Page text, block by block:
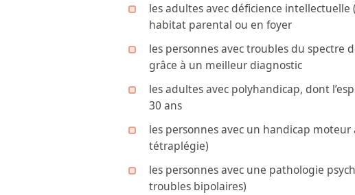
les adultes avec déficience
habitat parental ou en foyer
les personnes avec troubles du spectre
grâce à un meilleur diagnostic
les adultes avec polyhandicap, dont
30 ans
les personnes avec un handicap
tétraplégie)
les personnes avec une pathologie
troubles bipolaires)